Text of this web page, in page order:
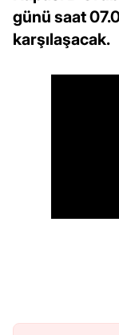
günü saat
karşılaşacak.